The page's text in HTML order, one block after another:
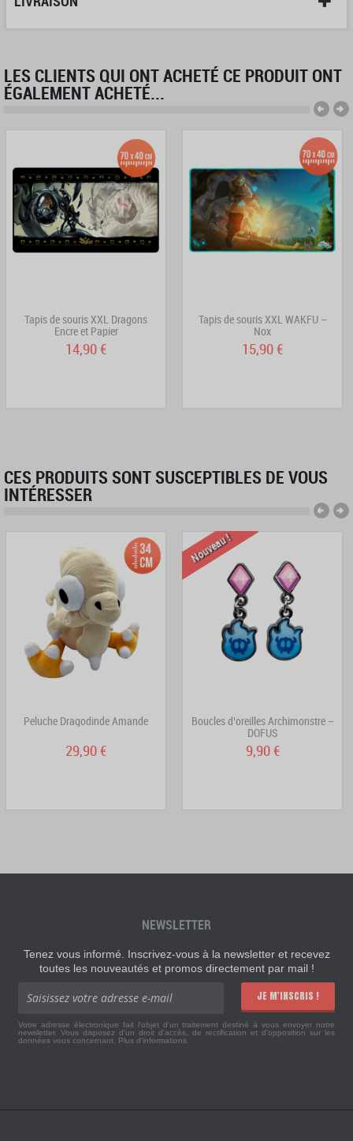
LES CLIENTS QUI ONT ACHETÉ CE PRODUIT ONT
ÉGALEMENT ACHETÉ...
Tapis de souris XXL Dragons
Encre et Papier
14,90 €
Tapis de souris XXL WAKFU –
Nox
15,90 €
CES PRODUITS SONT SUSCEPTIBLES DE VOUS
INTÉRESSER
Peluche Dragodinde Amande
29,90 €
Nouveau !
Boucles d’oreilles Archimonstre –
DOFUS
9,90 €
NEWSLETTER
Tenez vous informé. Inscrivez-vous à la newsletter et recevez
toutes les nouveautés et promos directement par mail !
JE M'INSCRIS !
Votre adresse électronique fait l'objet d'un traitement destiné à vous envoyer notre
newsletter. Vous disposez d'un droit d'accès, de rectification et d'opposition sur les
données vous concernant. Plus d'informations